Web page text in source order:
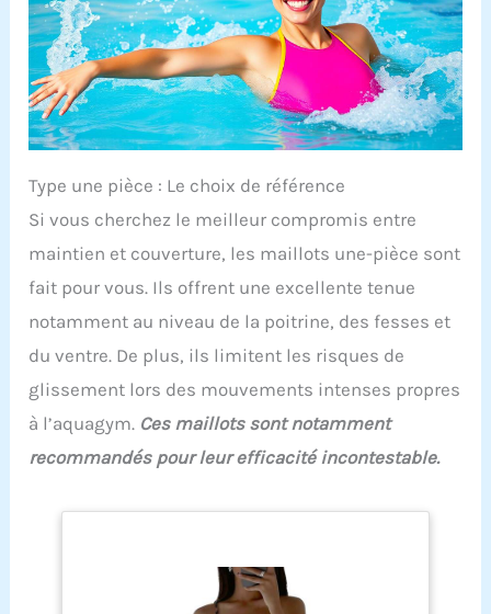
Type une pièce : Le choix de référence
Si vous cherchez le meilleur compromis entre
maintien et couverture, les maillots une-pièce sont
fait pour vous. Ils offrent une excellente tenue
notamment au niveau de la poitrine, des fesses et
du ventre. De plus, ils limitent les risques de
glissement lors des mouvements intenses propres
à l’aquagym. Ces maillots sont notamment
recommandés pour leur efficacité incontestable.